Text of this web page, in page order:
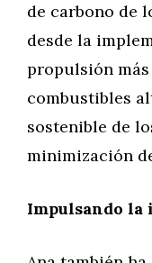
de carbono de
desde la
propulsión
combustibles
sostenible de
minimización
Impulsando